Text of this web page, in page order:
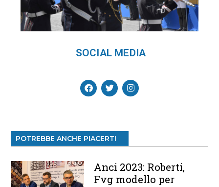
SOCIAL MEDIA
POTREBBE ANCHE PIACERTI
Anci 2023: Roberti,
Fvg modello per